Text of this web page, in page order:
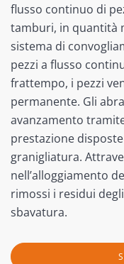
flusso continuo di
tamburi, in quantità
sistema di
pezzi a flusso
frattempo, i pezzi
permanente. Gli
avanzamento
prestazione
granigliatura.
nell’alloggiamento
rimossi i residui
sbavatura.